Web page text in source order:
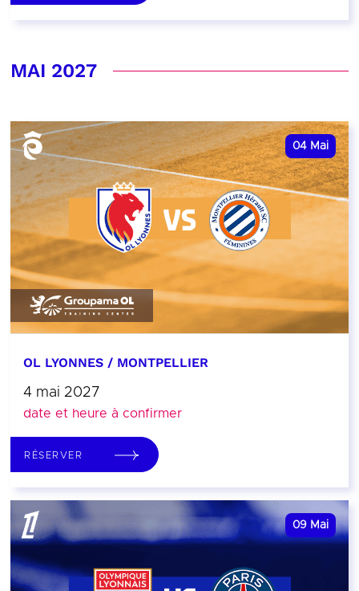
MAI 2027
04 Mai
OL LYONNES / MONTPELLIER
4 mai 2027
date et heure à confirmer
RÉSERVER
09 Mai